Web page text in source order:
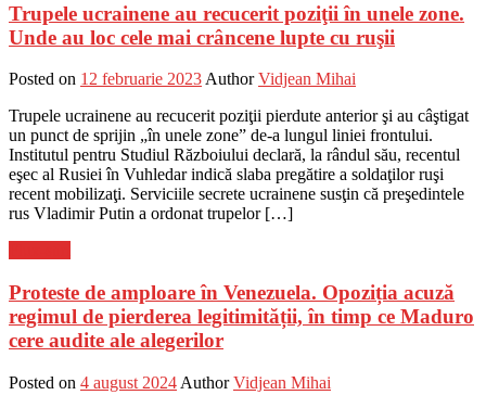
Trupele ucrainene au recucerit poziţii în unele zone.
Unde au loc cele mai crâncene lupte cu ruşii
Posted on 12 februarie 2023Author Vidjean Mihai
Trupele ucrainene au recucerit poziţii pierdute anterior şi au câştigat
un punct de sprijin „în unele zone” de-a lungul liniei frontului.
Institutul pentru Studiul Războiului declară, la rândul său, recentul
eşec al Rusiei în Vuhledar indică slaba pregătire a soldaţilor ruşi
recent mobilizaţi. Serviciile secrete ucrainene susţin că preşedintele
rus Vladimir Putin a ordonat trupelor […]
Proteste de amploare în Venezuela. Opoziția acuză
regimul de pierderea legitimității, în timp ce Maduro
cere audite ale alegerilor
Posted on 4 august 2024 Author Vidjean Mihai